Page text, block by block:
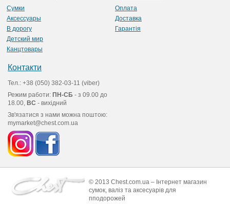
Сумки
Аксессуары
В дорогу
Детский мир
Канцтовары
Оплата
Доставка
Гарантія
Контакти
Тел.: +38 (050) 382-03-11 (viber)
Режим работи: ПН-СБ - з 09.00 до
18.00, ВС - вихідний
Зв'язатися з нами можна поштою:
mymarket@chest.com.ua
© 2013 Chest.com.ua – Інтернет магазин
сумок, валіз та аксесуарів для
пподорожей